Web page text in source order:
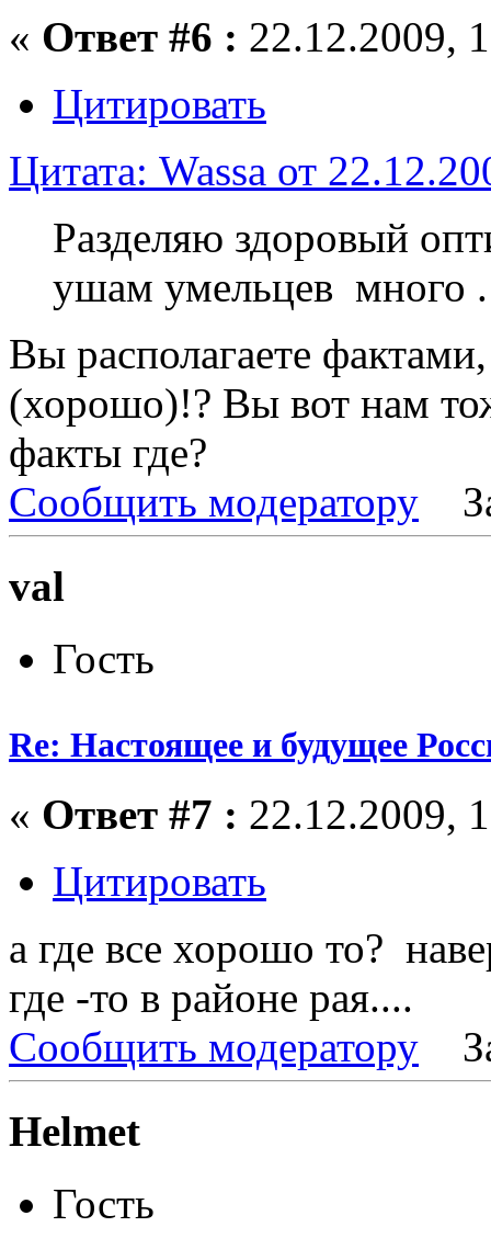
« Ответ #6 : 22.12.2009,
Цитировать
Цитата: Wassa от
Разделяю здоровый
ушам умельцев много .
Вы располагаете
(хорошо)!? Вы вот нам
факты где?
Сообщить модератору
val
Гость
Re: Настоящее и будущее
« Ответ #7 : 22.12.2009,
Цитировать
а где все хорошо то?
где -то в районе рая....
Сообщить модератору
Helmet
Гость